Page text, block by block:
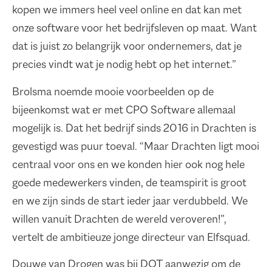
kopen we immers heel veel online en dat kan met
onze software voor het bedrijfsleven op maat. Want
dat is juist zo belangrijk voor ondernemers, dat je
precies vindt wat je nodig hebt op het internet.”
Brolsma noemde mooie voorbeelden op de
bijeenkomst wat er met CPO Software allemaal
mogelijk is. Dat het bedrijf sinds 2016 in Drachten is
gevestigd was puur toeval. “Maar Drachten ligt mooi
centraal voor ons en we konden hier ook nog hele
goede medewerkers vinden, de teamspirit is groot
en we zijn sinds de start ieder jaar verdubbeld. We
willen vanuit Drachten de wereld veroveren!”,
vertelt de ambitieuze jonge directeur van Elfsquad.
Douwe van Drogen was bij DOT aanwezig om de